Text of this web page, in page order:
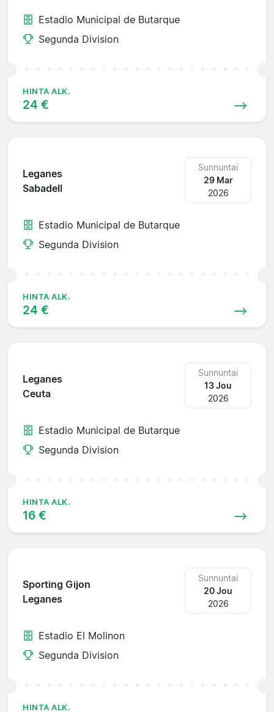
Estadio Municipal de Butarque
Segunda Division
HINTA ALK.
24 €
Leganes
Sabadell
Sunnuntai
29 Mar
2026
Estadio Municipal de Butarque
Segunda Division
HINTA ALK.
24 €
Leganes
Ceuta
Sunnuntai
13 Jou
2026
Estadio Municipal de Butarque
Segunda Division
HINTA ALK.
16 €
Sporting Gijon
Leganes
Sunnuntai
20 Jou
2026
Estadio El Molinon
Segunda Division
HINTA ALK.